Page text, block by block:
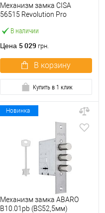
В наличии
Механизм замка CISA
56515 Revolution Pro
блокировкой без торцевой
Цена 5 029 грн.
В корзину
Купить в 1 клик
Новинка
Механизм замка ABARO
B10.01pb (BS52,5мм)